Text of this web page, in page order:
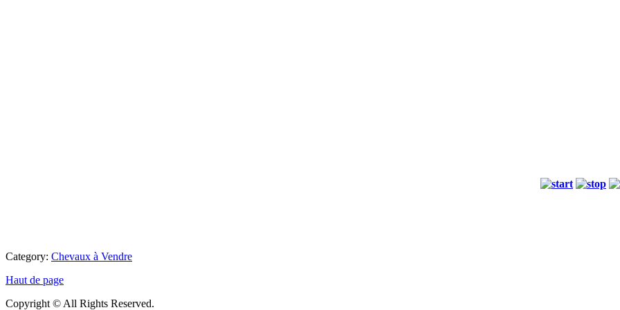
Category: Chevaux à Vendre
Haut de page
Copyright © All Rights Reserved.